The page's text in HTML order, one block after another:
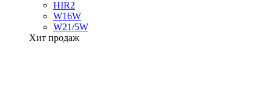
HIR2
W16W
W21/5W
Хит продаж